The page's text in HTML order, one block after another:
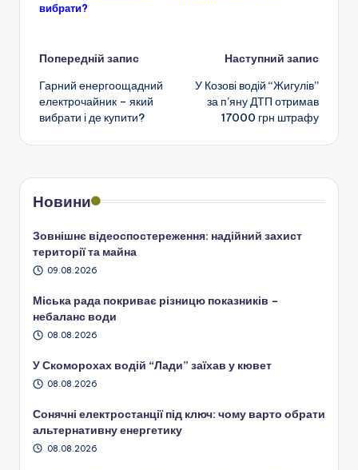
вибрати?
Навігація
по
запису
Попередній запис
Гарний енергоощадний
електрочайник – який
вибрати і де купити?
Наступний запис
У Козові водій “Жигулів”
за п’яну ДТП отримав
17000 грн штрафу
Новини
Зовнішнє відеоспостереження: надійний захист
території та майна
09.08.2026
Міська рада покриває різницю показників –
небаланс води
08.08.2026
У Скоморохах водій “Лади” заїхав у кювет
08.08.2026
Сонячні електростанції під ключ: чому варто обрати
альтернативну енергетику
08.08.2026